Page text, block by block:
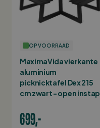
OP VOORRAAD
MaximaVida vierkante
aluminium
picknicktafel Dex 215
cm zwart - open instap
699,-